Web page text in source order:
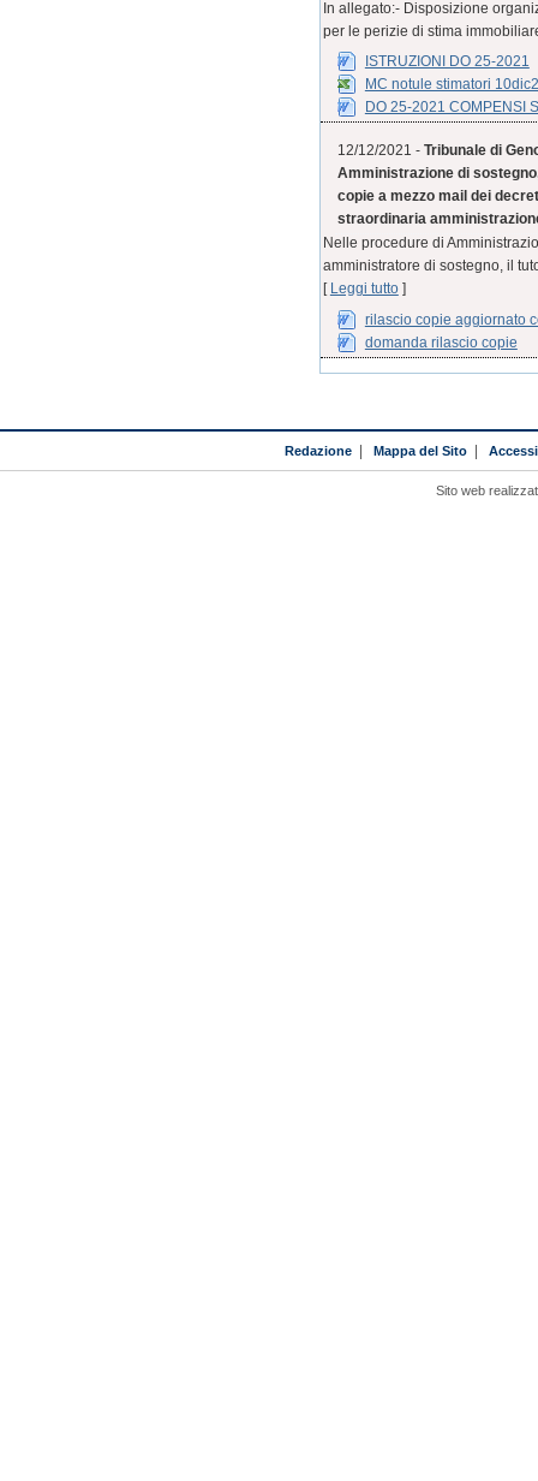
In allegato:- Disposizione
per le perizie di stima
ISTRUZIONI DO 25-2021
MC notule stimatori
DO 25-2021 COMPENSI
12/12/2021 - Tribunale di
Amministrazione di
copie a mezzo mail dei
straordinaria
Nelle procedure di
amministratore di sostegno, il
Leggi tutto]
rilascio copie aggiornato
domanda rilascio copie
Redazione| Mappa del Sito|
Sito web